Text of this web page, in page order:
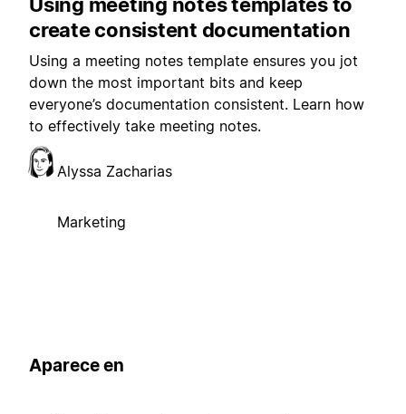
Using meeting notes templates to
create consistent documentation
Using a meeting notes template ensures you jot
down the most important bits and keep
everyone’s documentation consistent. Learn how
to effectively take meeting notes.
Alyssa Zacharias
Marketing
Aparece en